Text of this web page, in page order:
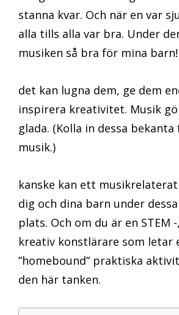
stanna kvar. Och när en var
alla tills alla var bra. Under
musiken så bra för mina barn!
det kan lugna dem, ge dem
inspirera kreativitet. Musik
glada. (Kolla in dessa
musik.)
kanske kan ett
dig och dina barn under
plats. Och om du är en STEM
kreativ konstlärare som letar
”homebound” praktiska
den här tanken.